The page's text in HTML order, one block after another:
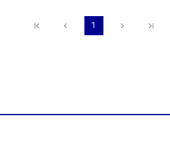
Première pagePage précédente
1 Page